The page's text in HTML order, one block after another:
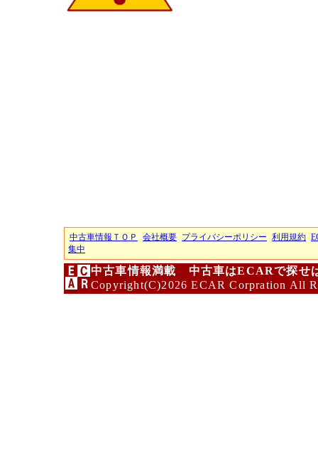
中古車情報ＴＯＰ 会社概要 プライバシーポリシー 利用規約
集中
中古車情報満載 中古車はECARで探せ
Copyright(C)2026 ECAR Corpration All